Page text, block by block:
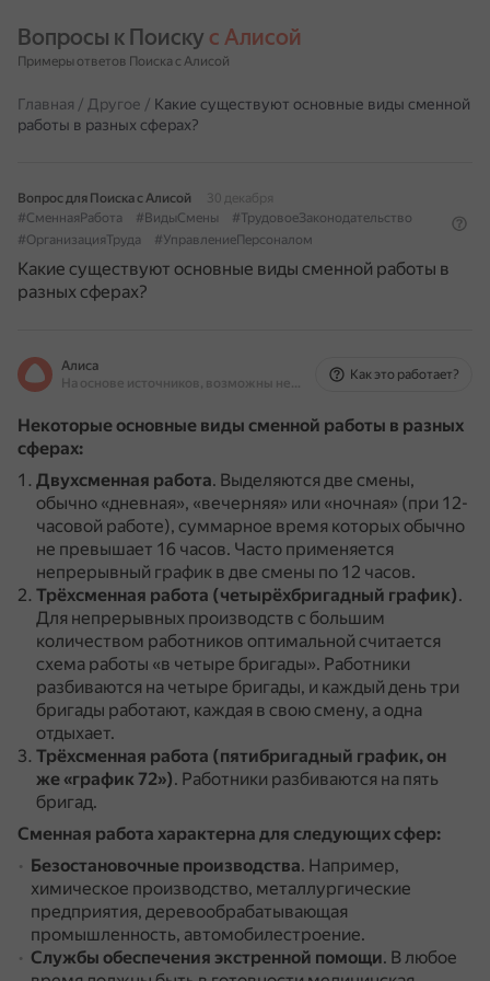
Вопросы к Поиску с Алисой
Примеры ответов Поиска с Алисой
Главная / Другое / Какие существуют основные виды сменной
работы в разных сферах?
Вопрос для Поиска с Алисой
30 декабря
#СменнаяРабота
#ВидыСмены
#ТрудовоеЗаконодательство
#ОрганизацияТруда
#УправлениеПерсоналом
Какие существуют основные виды сменной работы в
разных сферах?
Алиса
На основе источников, возможны неточности
Как это работает?
Некоторые основные виды сменной работы в разных
сферах:
Двухсменная работа. Выделяются две смены,
обычно «дневная», «вечерняя» или «ночная» (при 12-
часовой работе), суммарное время которых обычно
не превышает 16 часов. Часто применяется
непрерывный график в две смены по 12 часов.
Трёхсменная работа (четырёхбригадный график).
Для непрерывных производств с большим
количеством работников оптимальной считается
схема работы «в четыре бригады». Работники
разбиваются на четыре бригады, и каждый день три
бригады работают, каждая в свою смену, а одна
отдыхает.
Трёхсменная работа (пятибригадный график, он
же «график 72»). Работники разбиваются на пять
бригад.
Сменная работа характерна для следующих сфер:
Безостановочные производства. Например,
химическое производство, металлургические
предприятия, деревообрабатывающая
промышленность, автомобилестроение.
Службы обеспечения экстренной помощи. В любое